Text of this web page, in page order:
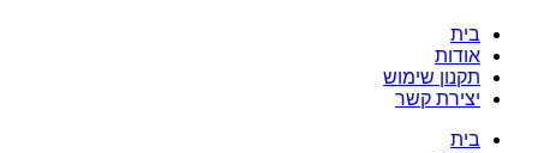
בית
אודות
תקנון שימוש
יצירת קשר
בית